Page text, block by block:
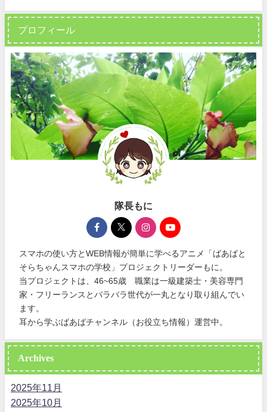
プロフィール
隊長もに
スマホの使い方とWEB情報が簡単に学べるアニメ「ばあばと
そらちゃんスマホの学校」プロジェクトリーダーもに。
当プロジェクトは、46~65歳 職業は一級建築士・美容専門
家・フリーランスとバラバラ世代が一丸となり取り組んでい
ます。
耳から学ぶばあばチャンネル（お役立ち情報）運営中。
Archives
2025年11月
2025年10月